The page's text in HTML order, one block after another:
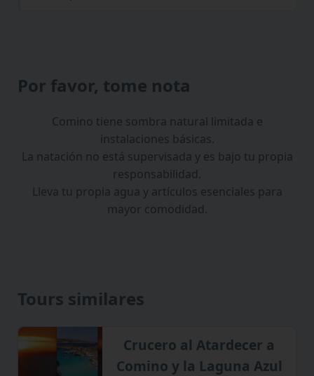
Por favor, tome nota
Comino tiene sombra natural limitada e
instalaciones básicas.
La natación no está supervisada y es bajo tu propia
responsabilidad.
Lleva tu propia agua y artículos esenciales para
mayor comodidad.
Tours similares
Crucero al Atardecer a
Comino y la Laguna Azul